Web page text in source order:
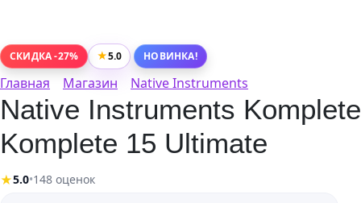
СКИДКА -27% ★5.0 НОВИНКА!
Главная Магазин Native Instruments
Native Instruments
Komplete 15 Ultimate
★5.0•148 оценок